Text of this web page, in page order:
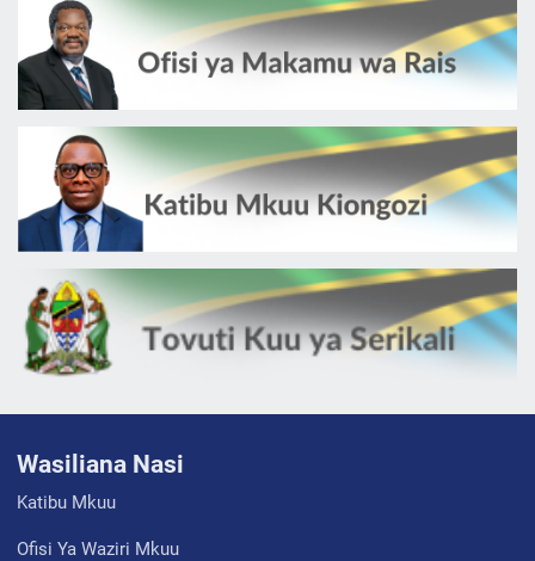
Wasiliana Nasi
Katibu Mkuu
Ofisi Ya Waziri Mkuu